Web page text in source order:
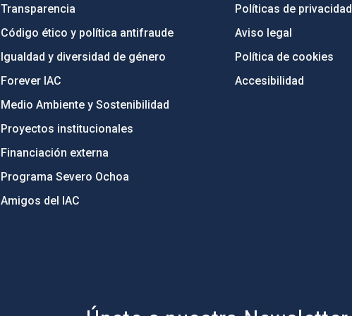
Transparencia
Código ético y política antifraude
Igualdad y diversidad de género
Forever IAC
Medio Ambiente y Sostenibilidad
Proyectos institucionales
Financiación externa
Programa Severo Ochoa
Amigos del IAC
Políticas de privacidad
Aviso legal
Política de cookies
Accesibilidad